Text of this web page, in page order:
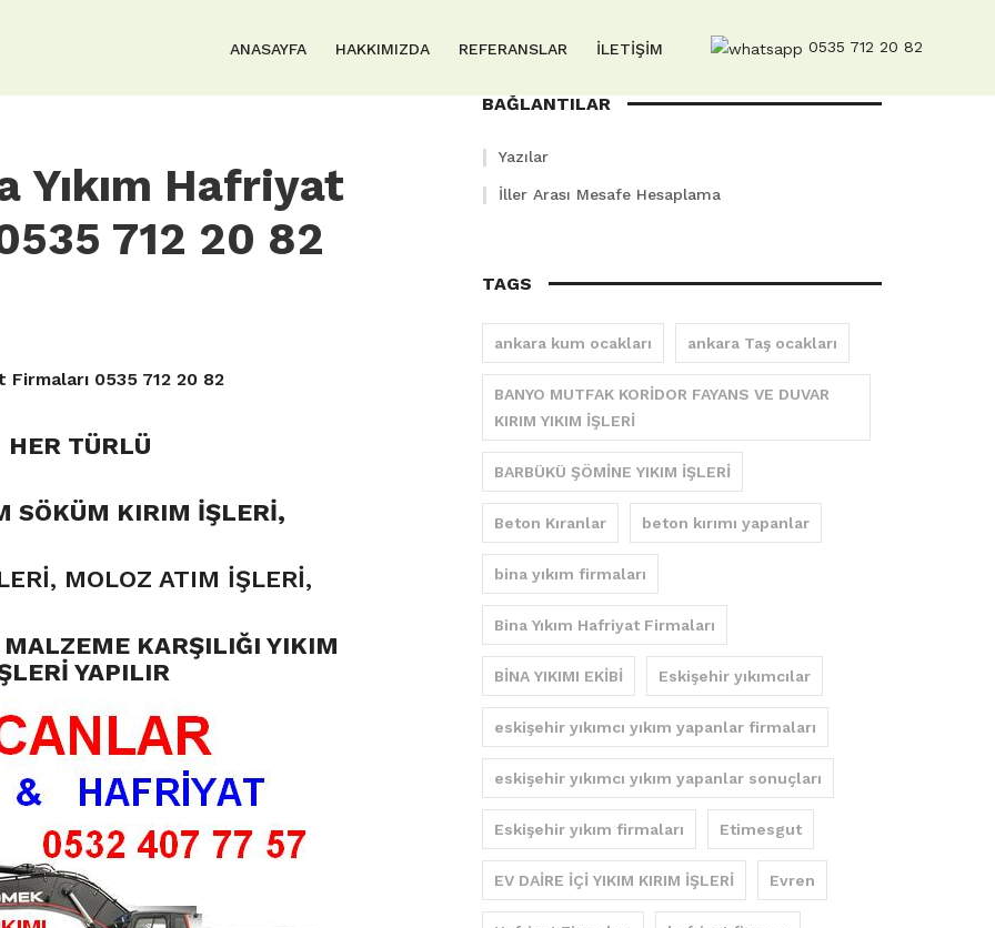
0535 712 20 82
ANASAYFA HAKKIMIZDA REFERANSLAR İLETİŞİM
Yıkım Hafriyat
712 20 82
Firmaları 0535 712 20 82
HER TÜRLÜ
SÖKÜM KIRIM İŞLERİ,
MOLOZ ATIM İŞLERİ,
KARŞILIĞI YIKIM
YAPILIR
BAĞLANTILAR
Yazılar
İller Arası Mesafe Hesaplama
TAGS
ankara kum ocakları ankara Taş ocakları
BANYO MUTFAK KORİDOR FAYANS VE DUVAR
KIRIM YIKIM İŞLERİ
BARBÜKÜ ŞÖMİNE YIKIM İŞLERİ
Beton Kıranlar beton kırımı yapanlar
bina yıkım firmaları
Bina Yıkım Hafriyat Firmaları
BİNA YIKIMI EKİBİ Eskişehir yıkımcılar
eskişehir yıkımcı yıkım yapanlar firmaları
eskişehir yıkımcı yıkım yapanlar sonuçları
Eskişehir yıkım firmaları Etimesgut
EV DAİRE İÇİ YIKIM KIRIM İŞLERİ Evren